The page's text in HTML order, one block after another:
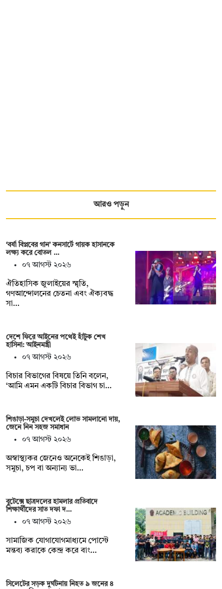
আরও পড়ুন
‘বর্ষা বিপ্লবের গান’ কনসার্টে গায়ক হাসানকে
লক্ষ্য করে বোতল …
০৭ আগস্ট ২০২৬
ঐতিহাসিক জুলাইয়ের স্মৃতি,
গণআন্দোলনের চেতনা এবং ঐক্যবদ্ধ
সা…
দেশে ফিরে আইনের পথেই হাঁটুক শেখ
হাসিনা: আইনমন্ত্রী
০৭ আগস্ট ২০২৬
বিচার বিভাগের বিষয়ে তিনি বলেন,
‘আমি এমন একটি বিচার বিভাগ চা…
শিঙাড়া-সমুচা দেখলেই লোভ সামলানো দায়,
জেনে নিন সহজ সমাধান
০৭ আগস্ট ২০২৬
অস্বাস্থ্যকর জেনেও অনেকেই শিঙাড়া,
সমুচা, চপ বা অন্যান্য ভা…
বুটেক্সে ছাত্রদলের হামলার প্রতিবাদে
শিক্ষার্থীদের সাত দফা দ…
০৭ আগস্ট ২০২৬
সামাজিক যোগাযোগমাধ্যমে পোস্টে
মন্তব্য করাকে কেন্দ্র করে বাং…
সিলেটের সড়ক দুর্ঘটনায় নিহত ৯ জনের ৪